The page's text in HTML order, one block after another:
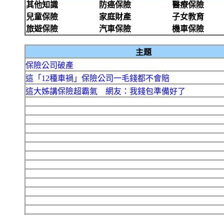
其他知識
防癌保險
醫療保險
兒童保險
家庭財產
子女教育
旅遊保險
汽車保險 機車保險
主題
保險公司破產
這「12種車禍」保險公司一毛錢都不會賠
這大姊講保險超霸氣 網友：我錢包準備好了